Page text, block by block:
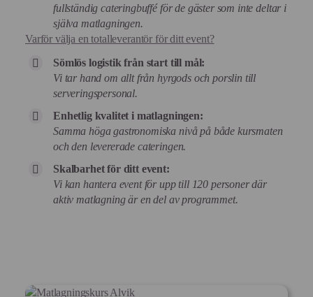
fullständig cateringbuffé för de gäster som inte deltar i
själva matlagningen.
Varför välja en totalleverantör för ditt event?
Sömlös logistik från start till mål:
Vi tar hand om allt från hyrgods och porslin till
serveringspersonal.
Enhetlig kvalitet i matlagningen:
Samma höga gastronomiska nivå på både kursmaten
och den levererade cateringen.
Skalbarhet för ditt event:
Vi kan hantera event för upp till 120 personer där
aktiv matlagning är en del av programmet.